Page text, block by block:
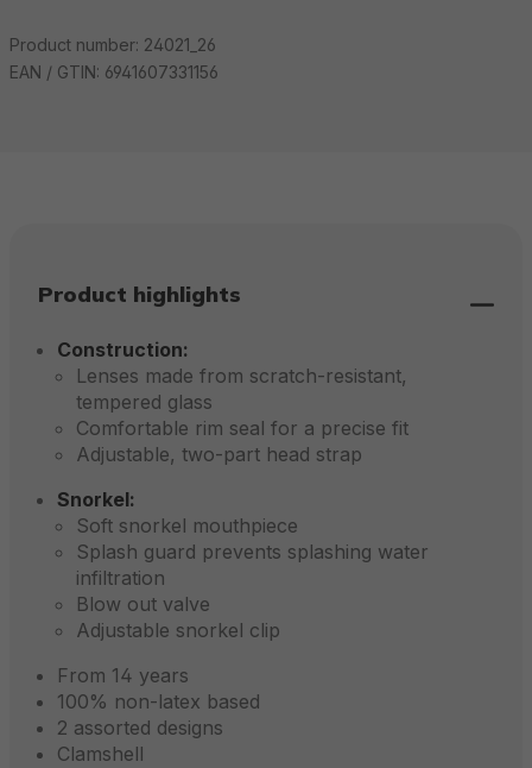
Product number: 24021_26
EAN / GTIN: 6941607331156
Product highlights
Construction:
Lenses made from scratch-resistant,
tempered glass
Comfortable rim seal for a precise fit
Adjustable, two-part head strap
Snorkel:
Soft snorkel mouthpiece
Splash guard prevents splashing water
infiltration
Blow out valve
Adjustable snorkel clip
From 14 years
100% non-latex based
2 assorted designs
Clamshell